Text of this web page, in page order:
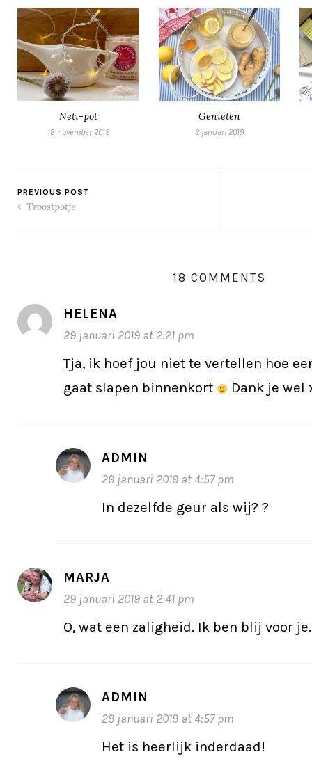
Neti-pot
18 november 2019
Genieten
2 januari 2019
PREVIOUS POST
Troostpotje
18 COMMENTS
HELENA
29 januari 2019 at 2:21 pm
Tja, ik hoef jou niet te vertellen hoe
gaat slapen binnenkort
Dank je wel
ADMIN
29 januari 2019 at 4:57 pm
In dezelfde geur als wij? ?
MARJA
29 januari 2019 at 2:41 pm
O, wat een zaligheid. Ik ben blij voor je.
ADMIN
29 januari 2019 at 4:57 pm
Het is heerlijk inderdaad!